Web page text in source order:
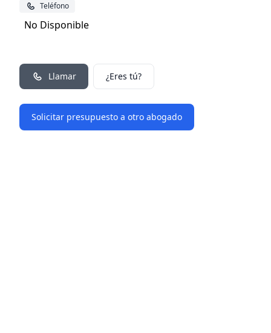
Teléfono
No Disponible
Llamar ¿Eres tú?
Solicitar presupuesto a otro abogado